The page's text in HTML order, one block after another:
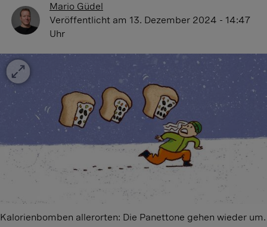
Mario Güdel
Veröffentlicht am 13. Dezember 2024 - 14:47
Uhr
Kalorienbomben allerorten: Die Panettone gehen wieder um.